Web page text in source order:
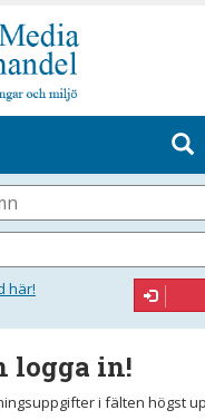
här!
logga in!
i fälten högst